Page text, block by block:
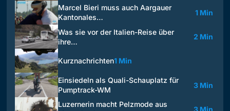
Marcel Bieri muss auch Aargauer
Kantonales…
1 Min
Was sie vor der Italien-Reise über
ihre…
2 Min
Kurznachrichten1 Min
Einsiedeln als Quali-Schauplatz für
Pumptrack-WM
3 Min
Luzernerin macht Pelzmode aus
3 Min